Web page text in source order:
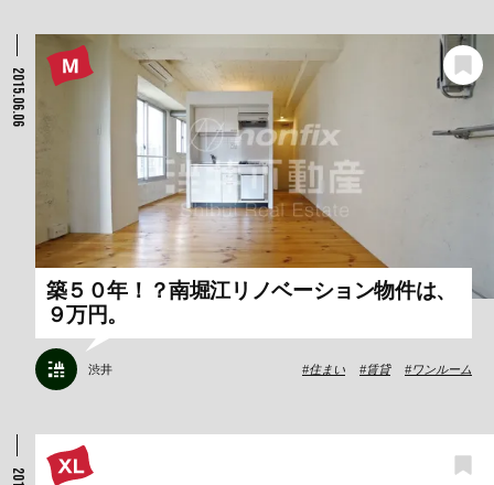
2015.06.06
築５０年！？南堀江リノベーション物件は、
９万円。
渋井 住まい 賃貸 ワンルーム